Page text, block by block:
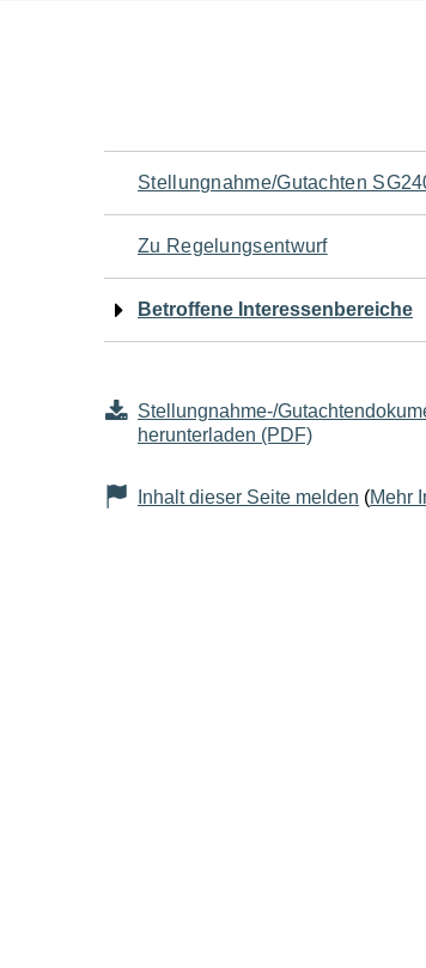
Navigation
für
den
Seiteninhalt
Stellungnahme/Gutachten
Zu Regelungsentwurf
Betroffene Interessenbereiche
Stellungnahme-/
herunterladen (PDF)
Inhalt dieser Seite melden (Mehr